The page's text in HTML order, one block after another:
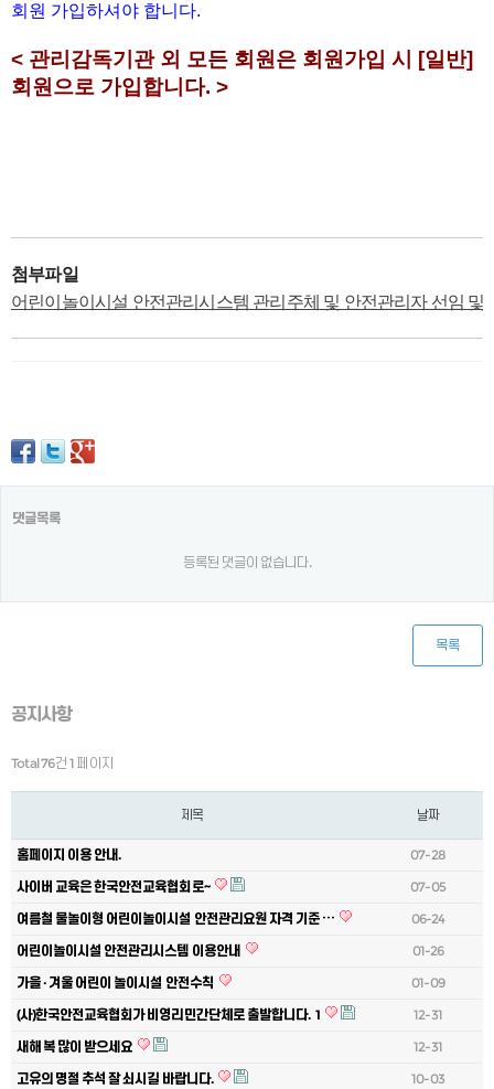
회원 가입하셔야 합니다.
< 관리감독기관 외 모든 회원은 회원가입 시 [일반]
회원으로 가입합니다. >
첨부파일
어린이놀이시설 안전관리시스템 관리주체 및 안전관리자 선임
댓글목록
등록된 댓글이 없습니다.
목록
공지사항
Total 76건 1 페이지
제목 날짜
홈페이지 이용 안내.
07-28
사이버 교육은 한국안전교육협회로~
07-05
여름철 물놀이형 어린이놀이시설 안전관리요원 자격 기준 …
06-24
어린이놀이시설 안전관리시스템 이용안내
01-26
가을 · 겨울 어린이 놀이시설 안전수칙
01-09
(사)한국안전교육협회가 비영리민간단체로 출발합니다. 1
12-31
새해 복 많이 받으세요
12-31
고유의 명절 추석 잘 쇠시길 바랍니다.
10-03